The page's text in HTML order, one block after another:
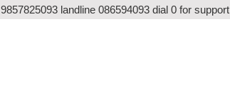
9857825093 landline 086594093 dial 0 for support